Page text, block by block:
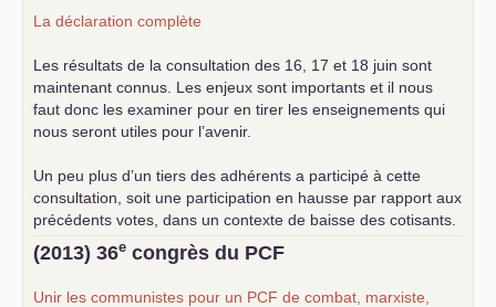
La déclaration complète
Les résultats de la consultation des 16, 17 et 18 juin sont
maintenant connus. Les enjeux sont importants et il nous
faut donc les examiner pour en tirer les enseignements qui
nous seront utiles pour l’avenir.
Un peu plus d’un tiers des adhérents a participé à cette
consultation, soit une participation en hausse par rapport aux
précédents votes, dans un contexte de baisse des cotisants.
... lire la suite
(2013) 36e congrès du PCF
Unir les communistes pour un PCF de combat, marxiste,